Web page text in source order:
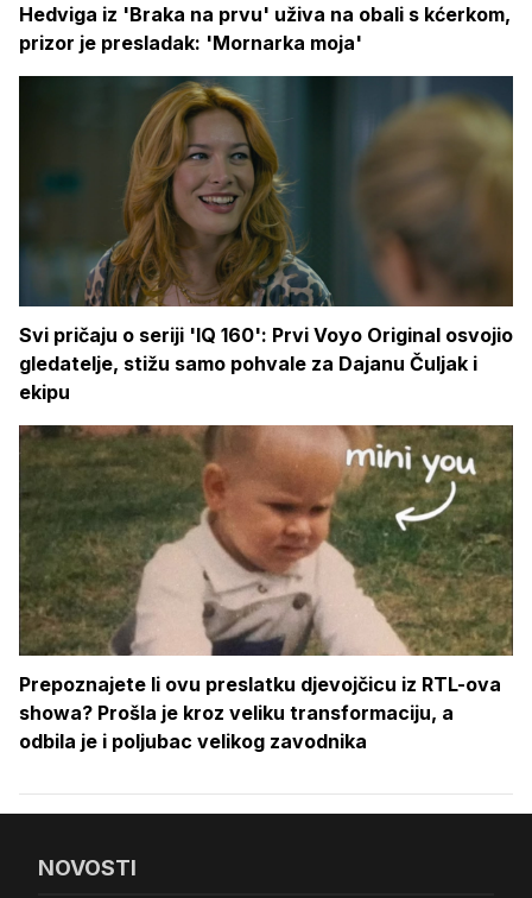
Hedviga iz 'Braka na prvu' uživa na obali s kćerkom,
prizor je presladak: 'Mornarka moja'
Svi pričaju o seriji 'IQ 160': Prvi Voyo Original osvojio
gledatelje, stižu samo pohvale za Dajanu Čuljak i
ekipu
Prepoznajete li ovu preslatku djevojčicu iz RTL-ova
showa? Prošla je kroz veliku transformaciju, a
odbila je i poljubac velikog zavodnika
NOVOSTI